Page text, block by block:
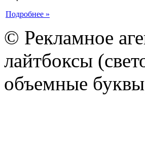
Подробнее »
© Рекламное
лайтбоксы
объемные